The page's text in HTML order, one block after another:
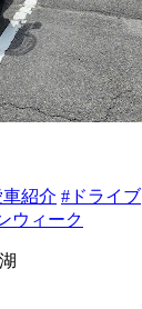
車紹介 #ドライブ
ウィーク